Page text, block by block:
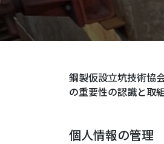
鋼製仮設立坑技術協
の重要性の認識と取
個人情報の管理